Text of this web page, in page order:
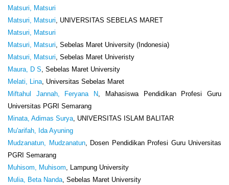
Matsuri, Matsuri
Matsuri, Matsuri , UNIVERSITAS SEBELAS MARET
Matsuri, Matsuri
Matsuri, Matsuri , Sebelas Maret University (Indonesia)
Matsuri, Matsuri , Sebelas Maret Univeristy
Maura, D S , Sebelas Maret University
Melati, Lina , Universitas Sebelas Maret
Miftahul Jannah, Feryana N , Mahasiswa Pendidikan Profesi Guru
Universitas PGRI Semarang
Minata, Adimas Surya , UNIVERSITAS ISLAM BALITAR
Mu'arifah, Ida Ayuning
Mudzanatun, Mudzanatun, Dosen Pendidikan Profesi Guru Universitas
PGRI Semarang
Muhisom, Muhisom , Lampung University
Mulia, Beta Nanda , Sebelas Maret University